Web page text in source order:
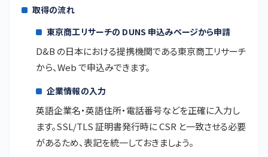
取得の流れ
東京商工リサーチの DUNS 申込みページから申請
D&B の日本における提携機関である東京商工リサーチ
から、Web で申込みできます。
企業情報の入力
英語企業名・英語住所・電話番号などを正確に入力し
ます。SSL/TLS 証明書発行時に CSR と一致させる必要
があるため、表記を統一しておきましょう。